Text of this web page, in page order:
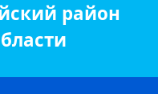
район